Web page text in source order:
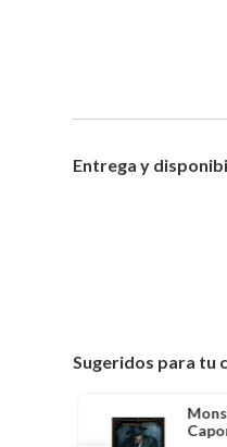
Entrega y
Sugeridos para tu